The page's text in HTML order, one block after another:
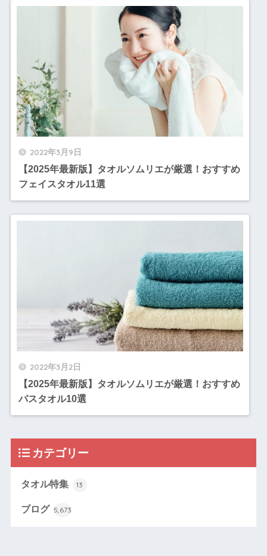
2022年3月9日
【2025年最新版】タオルソムリエが厳選！おすすめ
フェイスタオル11選
2022年3月2日
【2025年最新版】タオルソムリエが厳選！おすすめ
バスタオル10選
カテゴリー
タオル特集 13
ブログ 5,673